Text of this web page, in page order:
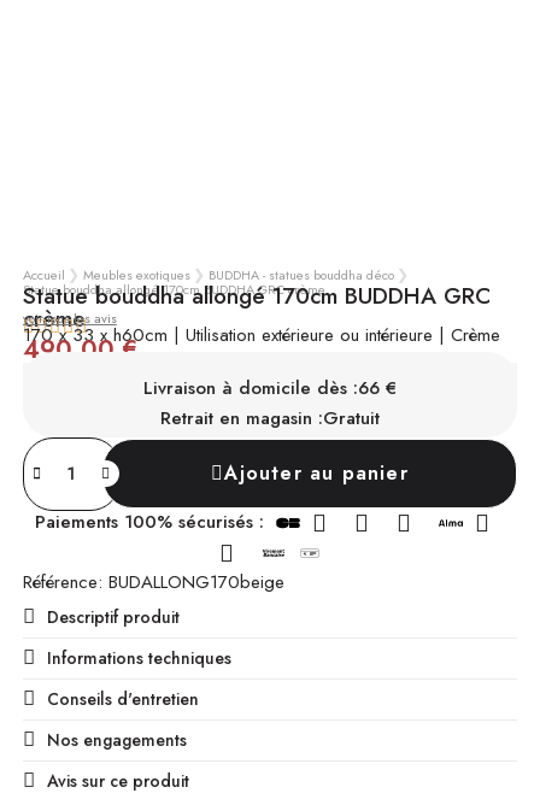
Accueil Meubles exotiques BUDDHA - statues bouddha déco
Statue bouddha allongé 170cm BUDDHA GRC crème
Statue bouddha allongé 170cm BUDDHA GRC
crème

voir tous les avis
170 x 33 x h60cm | Utilisation extérieure ou intérieure | Crème
490,00 €TTC
SUR COMMANDE
Chez vous sous 4 à 6 mois
Livraison à domicile dès :66 €
Retrait en magasin :Gratuit
Ajouter au panier
Paiements 100% sécurisés :
Référence BUDALLONG170beige
Descriptif produit
Informations techniques
Conseils d'entretien
Nos engagements
Avis sur ce produit